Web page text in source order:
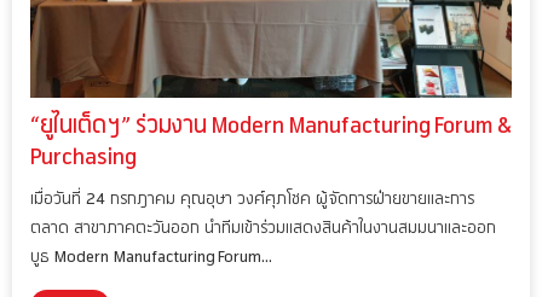
“ยูไนเต็ดฯ” ร่วมงาน Modern Manufacturing Forum &
Purchasing
เมื่อวันที่ 24 กรกฎาคม คุณอุษา วงศ์ศุภโชค ผู้จัดการฝ่ายขายและการ
ตลาด สาขาภาคตะวันออก นำทีมเข้าร่วมแสดงสินค้าในงานสมมนาและออก
บูธ Modern Manufacturing Forum…